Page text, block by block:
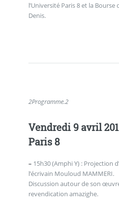
l’Université Paris 8 et la Bourse
Denis.
2Programme.2
Vendredi 9 avril
Paris 8
– 15h30 (Amphi Y) : Projection
l’écrivain Mouloud MAMMERI.
Discussion autour de son
revendication amazighe.